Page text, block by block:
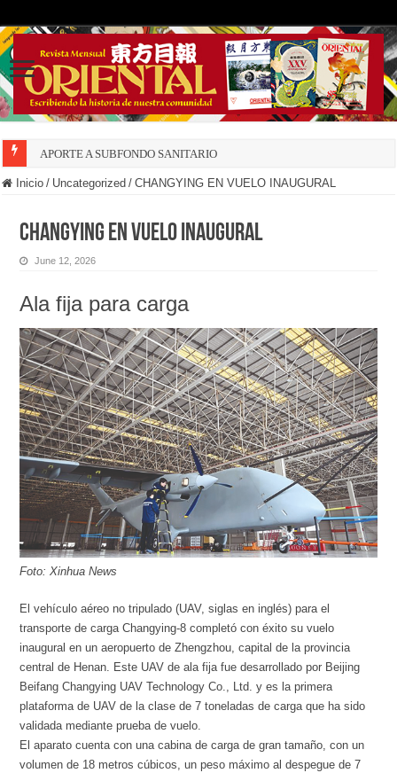
APORTE A SUBFONDO SANITARIO
Inicio / Uncategorized / CHANGYING EN VUELO INAUGURAL
CHANGYING EN VUELO INAUGURAL
June 12, 2026
Ala fija para carga
Foto: Xinhua News
El vehículo aéreo no tripulado (UAV, siglas en inglés) para el
transporte de carga Changying-8 completó con éxito su vuelo
inaugural en un aeropuerto de Zhengzhou, capital de la provincia
central de Henan. Este UAV de ala fija fue desarrollado por Beijing
Beifang Changying UAV Technology Co., Ltd. y es la primera
plataforma de UAV de la clase de 7 toneladas de carga que ha sido
validada mediante prueba de vuelo.
El aparato cuenta con una cabina de carga de gran tamaño, con un
volumen de 18 metros cúbicos, un peso máximo al despegue de 7